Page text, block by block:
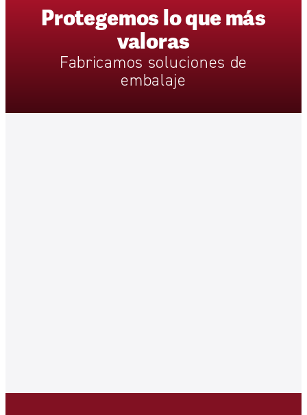
Protegemosloquemás
valoras
Fabricamos soluciones de
embalaje